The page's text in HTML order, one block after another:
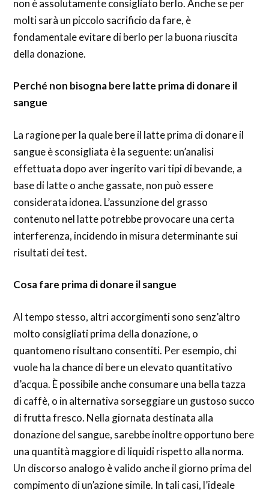
non è assolutamente consigliato berlo. Anche se per
molti sarà un piccolo sacrificio da fare, è
fondamentale evitare di berlo per la buona riuscita
della donazione.
Perché non bisogna bere latte prima di donare il
sangue
La ragione per la quale bere il latte prima di donare il
sangue è sconsigliata è la seguente: un’analisi
effettuata dopo aver ingerito vari tipi di bevande, a
base di latte o anche gassate, non può essere
considerata idonea. L’assunzione del grasso
contenuto nel latte potrebbe provocare una certa
interferenza, incidendo in misura determinante sui
risultati dei test.
Cosa fare prima di donare il sangue
Al tempo stesso, altri accorgimenti sono senz’altro
molto consigliati prima della donazione, o
quantomeno risultano consentiti. Per esempio, chi
vuole ha la chance di bere un elevato quantitativo
d’acqua. È possibile anche consumare una bella tazza
di caffè, o in alternativa sorseggiare un gustoso succo
di frutta fresco. Nella giornata destinata alla
donazione del sangue, sarebbe inoltre opportuno bere
una quantità maggiore di liquidi rispetto alla norma.
Un discorso analogo è valido anche il giorno prima del
compimento di un’azione simile. In tali casi, l’ideale